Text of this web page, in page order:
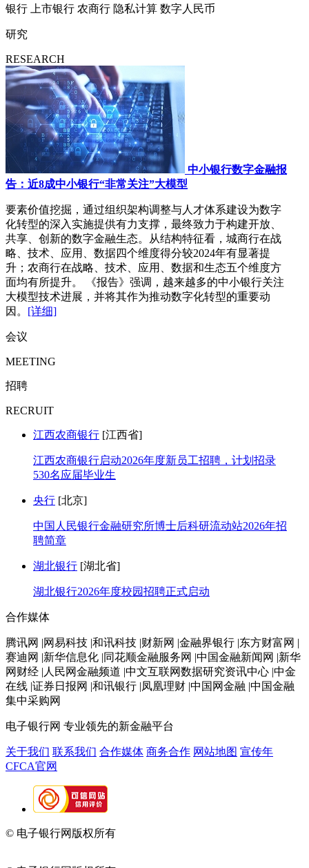
银行
上市银行 农商行 隐私计算 数字人民币
研究
RESEARCH
中小银行数字金融报
告：近8成中小银行“非常关注”大模型
要素价值挖掘，通过组织架构调整与人才体系建设为数字
化转型的深入实施提供有力支撑，最终致力于构建开放、
共享、创新的数字金融生态。从结构特征看，城商行在战
略、技术、应用、数据四个维度得分较2024年有显著提
升；农商行在战略、技术、应用、数据和生态五个维度方
面均有所提升。 《报告》强调，越来越多的中小银行关注
大模型技术进展，并将其作为推动数字化转型的重要动
因。 [详细]
会议
MEETING
招聘
RECRUIT
江西农商银行 [江西省]
江西农商银行启动2026年度新员工招聘，计划招录
530名应届毕业生
央行 [北京]
中国人民银行金融研究所博士后科研流动站2026年招
聘简章
湖北银行 [湖北省]
湖北银行2026年度校园招聘正式启动
合作媒体
腾讯网 |网易科技 |和讯科技 |财新网 |金融界银行 |东方财富网 |
赛迪网 |新华信息化 |同花顺金融服务网 |中国金融新闻网 |新华
网财经 |人民网金融频道 |中文互联网数据研究资讯中心 |中金
在线 |证券日报网 |和讯银行 |凤凰理财 |中国网金融 |中国金融
集中采购网
电子银行网 专业领先的新金融平台
关于我们 联系我们 合作媒体 商务合作 网站地图 宣传年
CFCA官网
© 电子银行网版权所有